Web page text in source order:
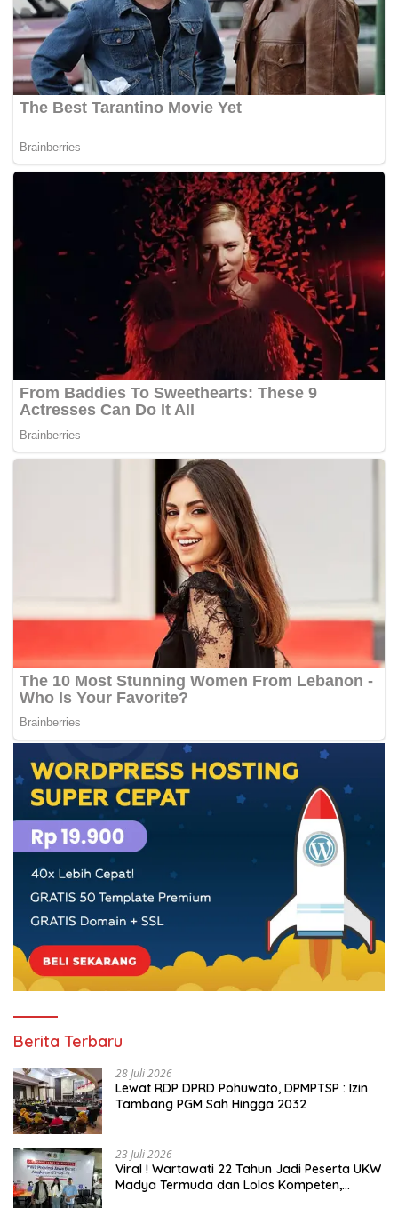
Berita Terbaru
28 Juli 2026
Lewat RDP DPRD Pohuwato, DPMPTSP : Izin
Tambang PGM Sah Hingga 2032
23 Juli 2026
Viral ! Wartawati 22 Tahun Jadi Peserta UKW
Madya Termuda dan Lolos Kompeten,